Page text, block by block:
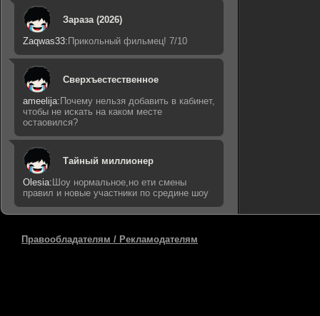
Зараза (2026)
Zaqwas33: Прикольный фильмец! 7/10
Сверхъестественное
ameelija: Почему нельзя добавить в кабинет,
чтобы не искать на каком месте
остаовился?
Тайный миллионер
Olesia: Шоу нормальное,но ети смены
правил и новые участники по средине шоу
Правообладателям / Рекламодателям